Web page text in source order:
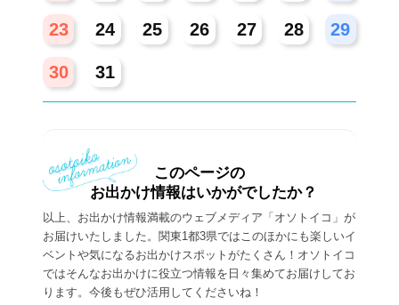
23 24 25 26 27 28 29
30 31
このページの
お出かけ情報はいかがでしたか？
以上、お出かけ情報満載のウェブメディア「オソトイコ」が
お届けいたしました。関東1都3県ではこのほかにも楽しいイ
ベントや気になるお出かけスポットがたくさん！オソトイコ
ではそんなお出かけに役立つ情報を日々集めてお届けしてお
ります。今後もぜひ活用してくださいね！